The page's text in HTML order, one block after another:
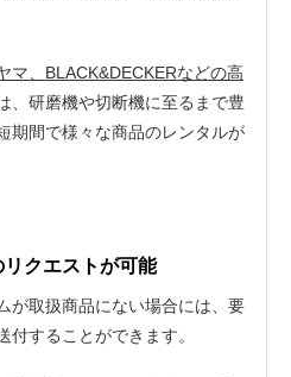
マ、BLACK&DECKERなどの高
、研磨機や切断機に至るまで豊
期間で様々な商品のレンタルが
リクエストが可能
が取扱商品にない場合には、要
することができます。